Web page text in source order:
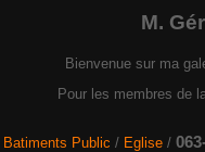
M.
Bienvenue sur ma
Pour les membres de
Batiments Public / Eglise/